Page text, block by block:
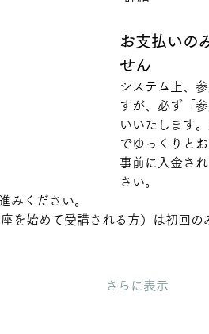
お支払いの
せん
システム上、
すが、必ず「
いいたします
でゆっくりと
事前に入金さ
さい。
みください。
を始めて受講される方）は初回
さらに表示